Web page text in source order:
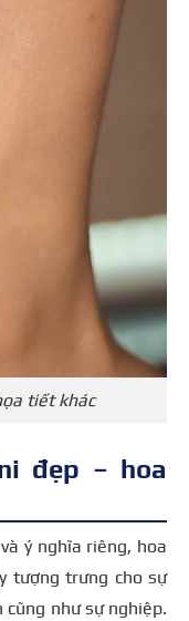
tiết khác
đẹp – hoa
ý nghĩa riêng, hoa
tượng trưng cho sự
như sự nghiệp.